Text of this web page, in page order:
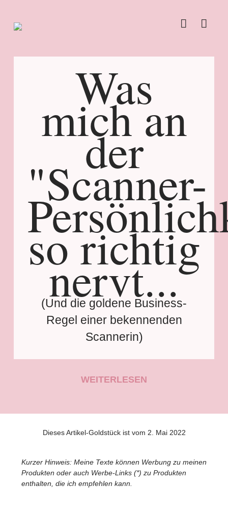
Was
mich an
der
"Scanner-
so richtig
nervt...
(Und die goldene Business-
Regel einer bekennenden
Scannerin)
WEITERLESEN
Dieses Artikel-Goldstück ist vom 2. Mai 2022
Kurzer Hinweis: Meine Texte können Werbung zu meinen
Produkten oder auch Werbe-Links (*) zu Produkten
enthalten, die ich empfehlen kann.